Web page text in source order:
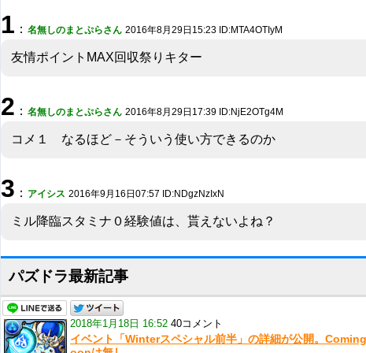
1 ： 名無しのまとぷらさん 2016年8月29日15:23 ID:MTA4OTIyM
友情ポイントMAX回収祭りキター
2 ： 名無しのまとぷらさん 2016年8月29日17:39 ID:NjE2OTg4M
コメ１ なるほど－そういう使い方できるのか
3 ： アイシス 2016年9月16日07:57 ID:NDgzNzIxN
ミル降臨スタミナ０経験値は、貰えないよね？
パズドラ最新記事
2018年1月18日 16:52 40コメント
イベント「Winterスペシャル前半」の詳細が公開。